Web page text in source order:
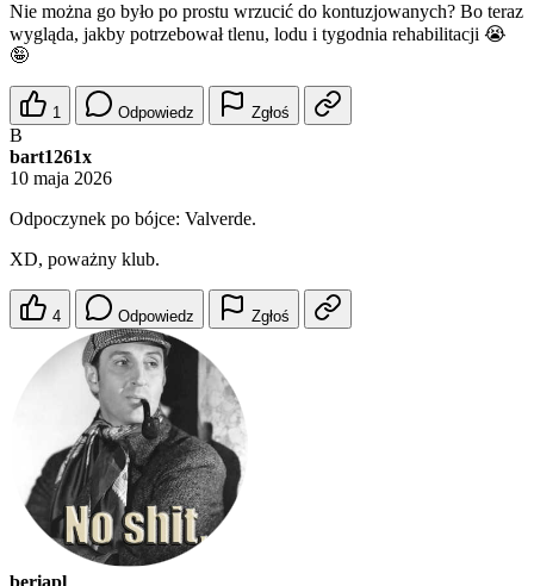
Nie można go było po prostu wrzucić do kontuzjowanych? Bo teraz
wygląda, jakby potrzebował tlenu, lodu i tygodnia rehabilitacji 😭
🤪
1 Odpowiedz Zgłoś
B
bart1261x
10 maja 2026
Odpoczynek po bójce: Valverde.
XD, poważny klub.
4 Odpowiedz Zgłoś
beriapl